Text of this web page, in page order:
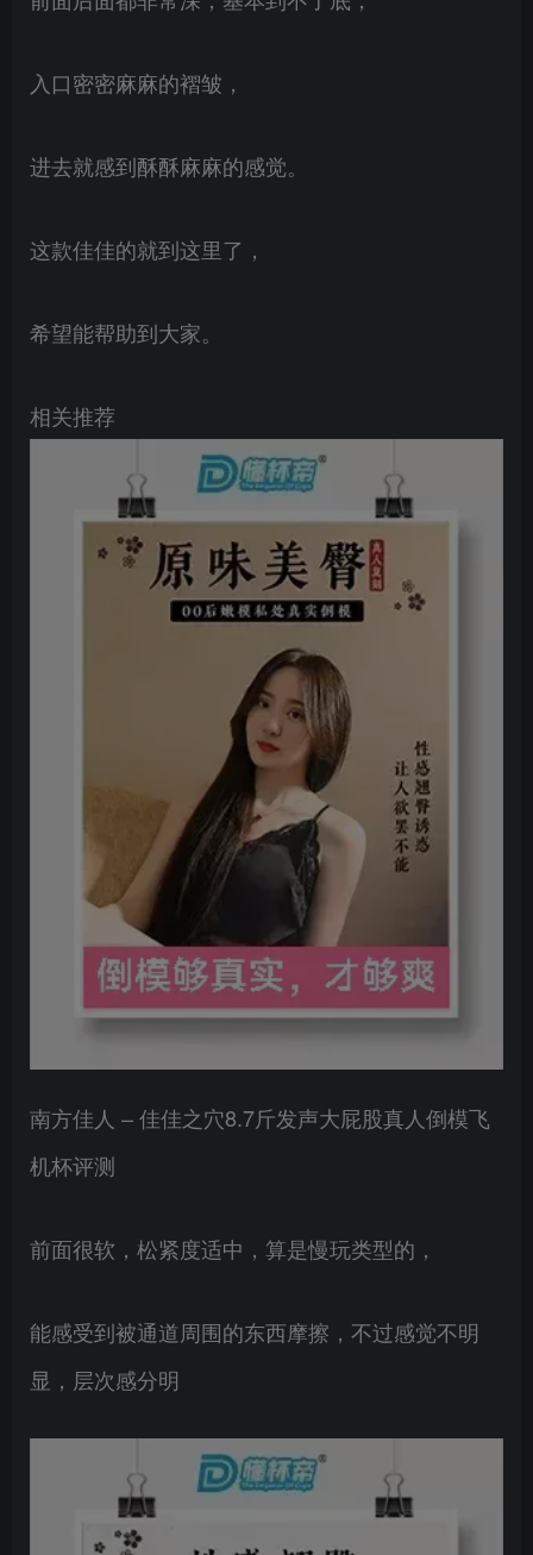
入口密密麻麻的褶皱，
进去就感到酥酥麻麻的感觉。
这款佳佳的就到这里了，
希望能帮助到大家。
相关推荐
南方佳人 – 佳佳之穴8.7斤发声大屁股真人倒模飞
机杯评测
前面很软，松紧度适中，算是慢玩类型的，
能感受到被通道周围的东西摩擦，不过感觉不明
显，层次感分明